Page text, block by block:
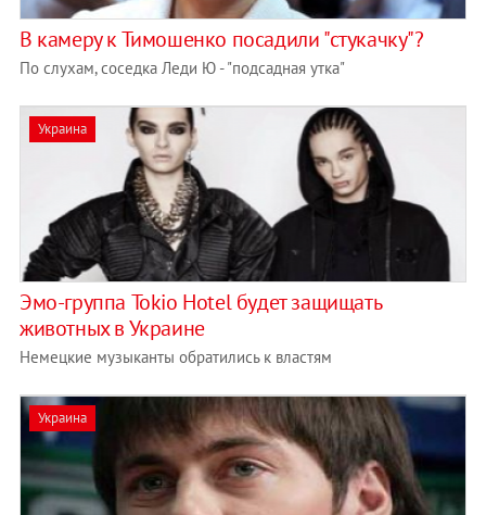
В камеру к Тимошенко посадили "стукачку"?
По слухам, соседка Леди Ю - "подсадная утка"
Украина
Эмо-группа Tokio Hotel будет защищать
животных в Украине
Немецкие музыканты обратились к властям
Украина